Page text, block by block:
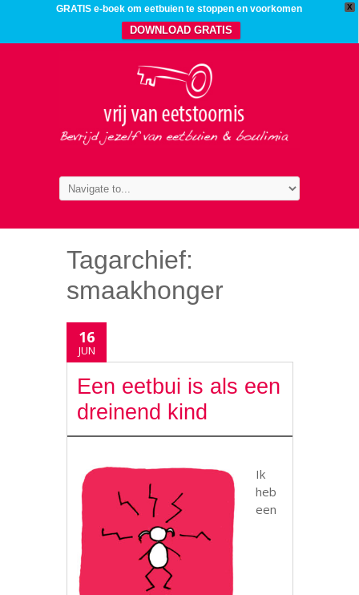
X
GRATIS e-boek om eetbuien te stoppen en voorkomen
DOWNLOAD GRATIS
Tagarchief:
smaakhonger
16
JUN
Een eetbui is als een
dreinend kind
Ik
heb
een